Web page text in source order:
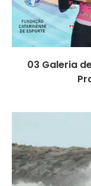
03 Galeria